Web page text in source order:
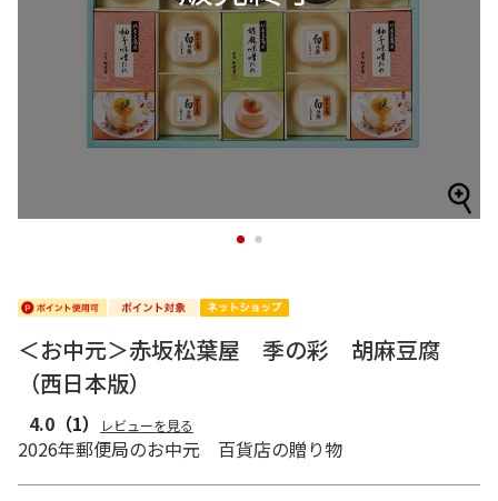
1 2
＜お中元＞赤坂松葉屋 季の彩 胡麻豆腐
（西日本版）
4.0 （1） レビューを見る
2026年郵便局のお中元 百貨店の贈り物